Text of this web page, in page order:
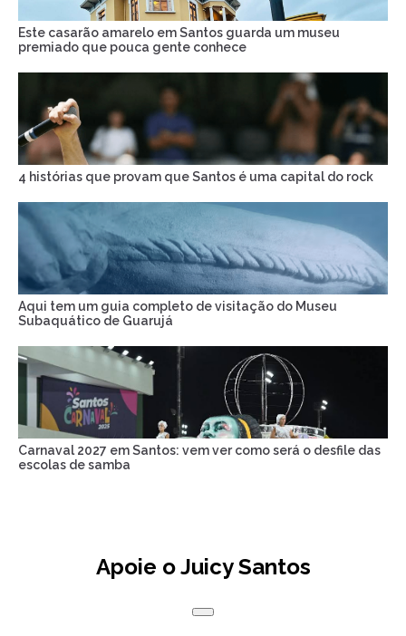
Este casarão amarelo em Santos guarda um museu
premiado que pouca gente conhece
4 histórias que provam que Santos é uma capital do rock
Aqui tem um guia completo de visitação do Museu
Subaquático de Guarujá
Carnaval 2027 em Santos: vem ver como será o desfile das
escolas de samba
Apoie o Juicy Santos